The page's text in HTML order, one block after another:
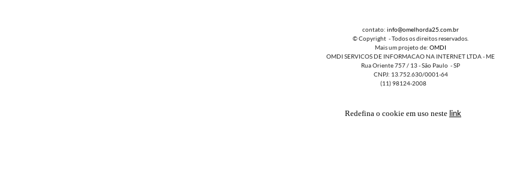
contato: info@omelhorda25.com.br
© Copyright - Todos os direitos reservados.
Mais um projeto de: OMDI
OMDI SERVICOS DE INFORMACAO NA INTERNET LTDA - ME
Rua Oriente 757 / 13 - São Paulo - SP
CNPJ: 13.752.630/0001-64
(11) 98124-2008
Redefina o cookie em uso neste link